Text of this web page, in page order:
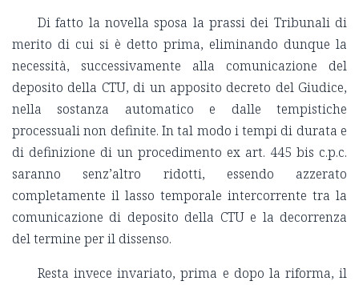
Di fatto la novella sposa la prassi dei Tribunali di
merito di cui si è detto prima, eliminando dunque la
necessità, successivamente alla comunicazione del
deposito della CTU, di un apposito decreto del Giudice,
nella sostanza automatico e dalle tempistiche
processuali non definite. In tal modo i tempi di durata e
di definizione di un procedimento ex art. 445 bis c.p.c.
saranno senz’altro ridotti, essendo azzerato
completamente il lasso temporale intercorrente tra la
comunicazione di deposito della CTU e la decorrenza
del termine per il dissenso.
Resta invece invariato, prima e dopo la riforma, il